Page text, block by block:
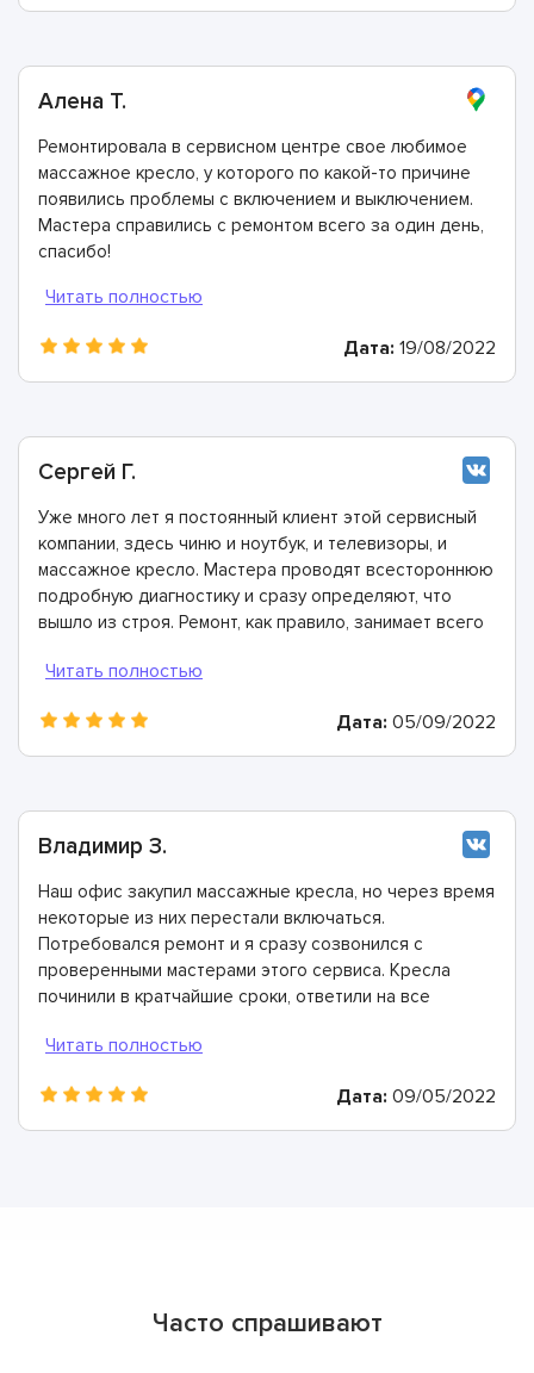
Алена Т.
Ремонтировала в сервисном центре свое любимое
массажное кресло, у которого по какой-то причине
появились проблемы с включением и выключением.
Мастера справились с ремонтом всего за один день,
спасибо!
Дата: 19/08/2022
Сергей Г.
Уже много лет я постоянный клиент этой сервисный
компании, здесь чиню и ноутбук, и телевизоры, и
массажное кресло. Мастера проводят всестороннюю
подробную диагностику и сразу определяют, что
вышло из строя. Ремонт, как правило, занимает всего
Дата: 05/09/2022
Владимир З.
Наш офис закупил массажные кресла, но через время
некоторые из них перестали включаться.
Потребовался ремонт и я сразу созвонился с
проверенными мастерами этого сервиса. Кресла
починили в кратчайшие сроки, ответили на все
Дата: 09/05/2022
Часто спрашивают